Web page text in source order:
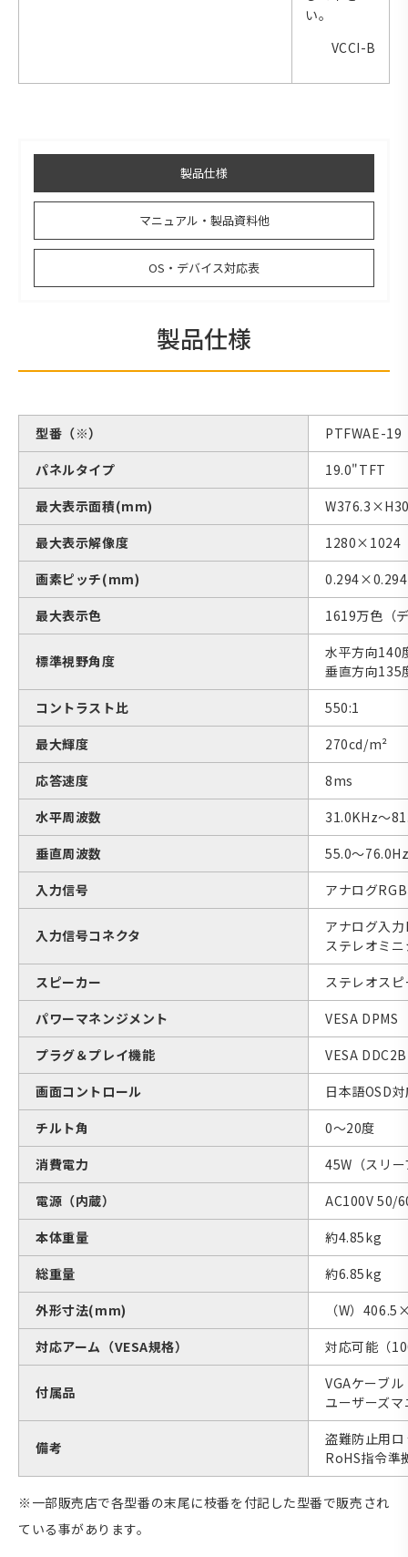
い。
VCCI-B
製品仕様
マニュアル・製品資料他
OS・デバイス対応表
製品仕様
型番（※）
PTFWAE-19
パネルタイプ
19.0"TFT
最大表示面積(mm)
最大表示解像度
1280×1024
画素ピッチ(mm)
0.294×0.294
最大表示色
1619万色（
標準視野角度
水平方向140
垂直方向135
コントラスト比
550:1
最大輝度
270cd/m²
応答速度
8ms
水平周波数
31.0KHz〜
垂直周波数
55.0〜
入力信号
アナログ
入力信号コネクタ
アナログ入
ステレオミ
スピーカー
ステレオス
パワーマネンジメント
VESA DPMS
プラグ＆プレイ機能
VESA DDC2B
画面コントロール
日本語OSD
チルト角
0〜20度
消費電力
45W（スリ
電源（内蔵）
AC100V 50/
本体重量
約4.85kg
総重量
約6.85kg
外形寸法(mm)
（W）
対応アーム（VESA規格）
対応可能（
付属品
VGAケーブ
ユーザーズ
備考
盗難防止用
RoHS指令準
※一部販売店で各型番の末尾に枝番を付記した型番で販売され
ている事があります。